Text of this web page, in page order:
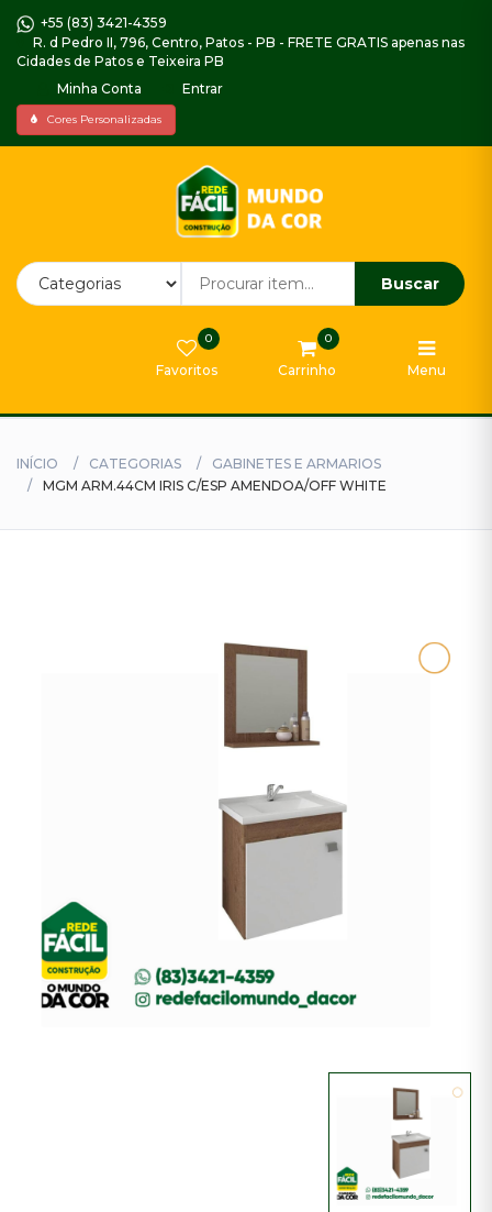
+55 (83) 3421-4359
R. d Pedro II, 796, Centro, Patos - PB - FRETE GRATIS apenas nas
Cidades de Patos e Teixeira PB
Minha Conta
Entrar
Cores Personalizadas
Buscar
Favoritos
0
Carrinho
0
Menu
Home
Piso
Impermeabilizantes,
e
Selador
Tintas
Externa
Tintas
INÍCIO CATEGORIAS
GABINETES E ARMARIOS
MGM ARM.44CM IRIS C/ESP AMENDOA/OFF WHITE